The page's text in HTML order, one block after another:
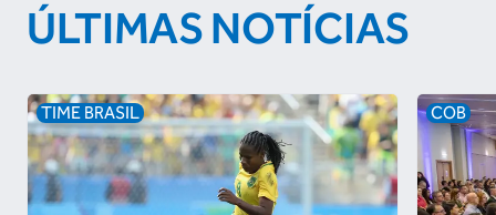
ÚLTIMAS NOTÍCIAS
TIME BRASIL COB